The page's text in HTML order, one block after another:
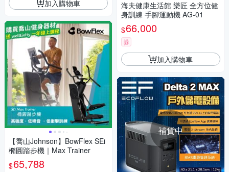
加入購物車
【喬山Johnson】BowFlex SEi
橢圓踏步機｜Max Trainer
$65,788
海夫健康生活館 樂匠 全方位健
身訓練 手腳運動機 AG-01
$66,000
券
加入購物車
補貨中